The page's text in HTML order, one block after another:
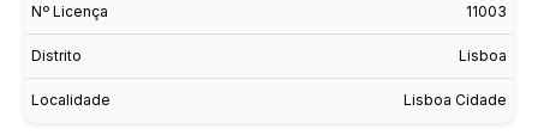
Nº Licença 11003
Distrito Lisboa
Localidade Lisboa Cidade